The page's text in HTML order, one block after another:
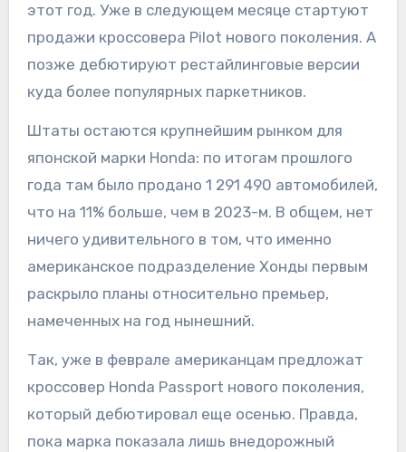
этот год. Уже в следующем месяце стартуют
продажи кроссовера Pilot нового поколения. А
позже дебютируют рестайлинговые версии
куда более популярных паркетников.
Штаты остаются крупнейшим рынком для
японской марки Honda: по итогам прошлого
года там было продано 1 291 490 автомобилей,
что на 11% больше, чем в 2023-м. В общем, нет
ничего удивительного в том, что именно
американское подразделение Хонды первым
раскрыло планы относительно премьер,
намеченных на год нынешний.
Так, уже в феврале американцам предложат
кроссовер Honda Passport нового поколения,
который дебютировал еще осенью. Правда,
пока марка показала лишь внедорожный